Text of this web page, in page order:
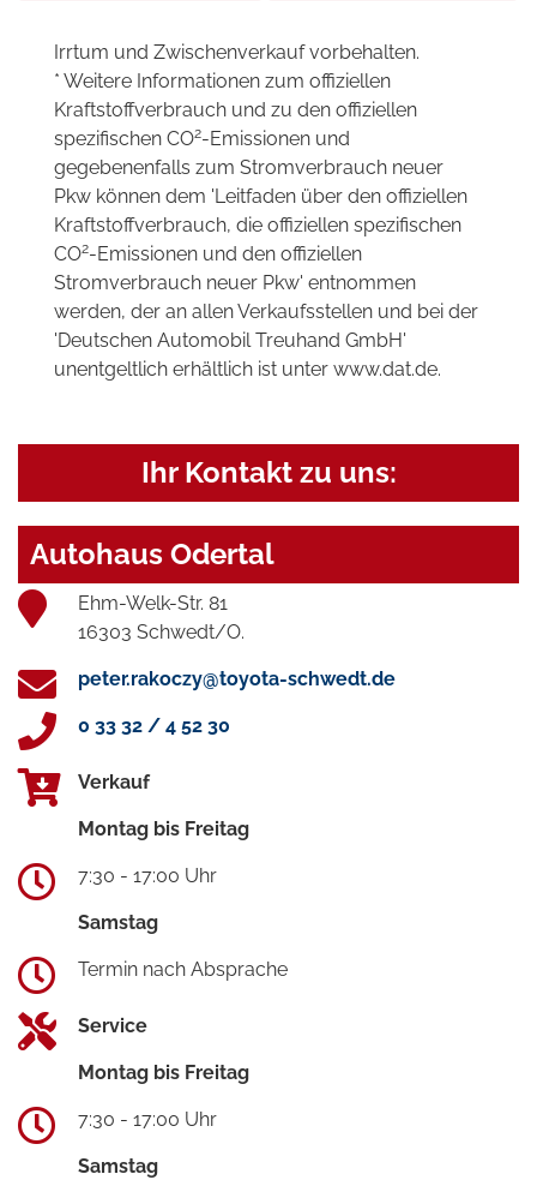
Irrtum und Zwischenverkauf vorbehalten.
* Weitere Informationen zum offiziellen
Kraftstoffverbrauch und zu den offiziellen
spezifischen CO2-Emissionen und
gegebenenfalls zum Stromverbrauch neuer
Pkw können dem 'Leitfaden über den offiziellen
Kraftstoffverbrauch, die offiziellen spezifischen
CO2-Emissionen und den offiziellen
Stromverbrauch neuer Pkw' entnommen
werden, der an allen Verkaufsstellen und bei der
'Deutschen Automobil Treuhand GmbH'
unentgeltlich erhältlich ist unter www.dat.de.
Ihr Kontakt zu uns:
Autohaus Odertal
Ehm-Welk-Str. 81
16303 Schwedt/O.
peter.rakoczy@toyota-schwedt.de
0 33 32 / 4 52 30
Verkauf
Montag bis Freitag
7:30 - 17:00 Uhr
Samstag
Termin nach Absprache
Service
Montag bis Freitag
7:30 - 17:00 Uhr
Samstag